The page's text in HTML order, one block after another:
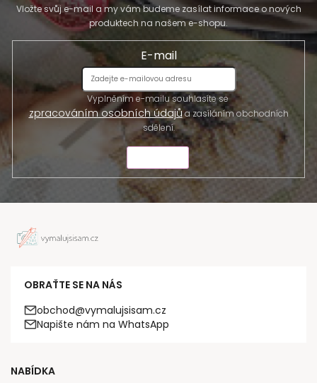
Vložte svůj e-mail a my vám budeme zasílat informace o nových
produktech na našem e-shopu.
E-mail
Vyplněním e-mailu souhlasíte se
zpracováním osobních údajůa zasíláním obchodních
sdělení.
OBRAŤTE SE NA NÁS
obchod@vymalujsisam.cz
Napište nám na WhatsApp
NABÍDKA